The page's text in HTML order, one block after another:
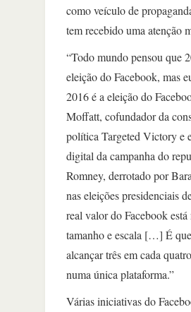
como veículo de
tem recebido uma atenção
“Todo mundo pensou que
eleição do Facebook, mas
2016 é a eleição do
Moffatt, cofundador da
política Targeted Victory e
digital da campanha do
Romney, derrotado por
nas eleições presidenciais
real valor do Facebook está
tamanho e escala […] É
alcançar três em cada
numa única plataforma.”
Várias iniciativas do